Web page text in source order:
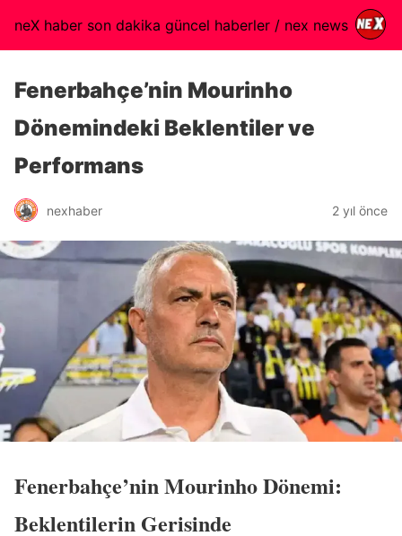
neX haber son dakika güncel haberler / nex news
Fenerbahçe’nin Mourinho
Dönemindeki Beklentiler ve
Performans
nexhaber 2 yıl önce
Fenerbahçe’nin Mourinho Dönemi:
Beklentilerin Gerisinde